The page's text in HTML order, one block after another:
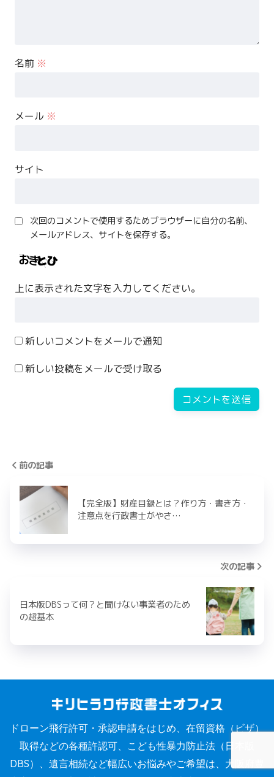
名前 ※
メール ※
サイト
次回のコメントで使用するためブラウザーに自分の名前、
メールアドレス、サイトを保存する。
上に表示された文字を入力してください。
新しいコメントをメールで通知
新しい投稿をメールで受け取る
前の記事
【完全版】財産目録とは？作り方・書き方・
注意点を行政書士がやさ…
次の記事
日本版DBSって何？と聞けない事業者のため
の超基本
ドローン飛行許可・承認申請をはじめ、在留資格（ビザ）
取得などの各種許認可、こども性暴力防止法（日本版
DBS）、遺言相続など幅広いお悩みやご希望は、大阪府豊